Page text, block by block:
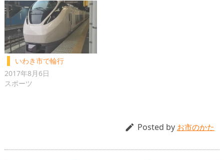
いわき市で輪行
2017年8月6日
スポーツ
 Posted by お市のかた